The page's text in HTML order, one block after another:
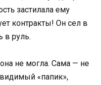
застилала ему
контракты! Он сел в
в руль.
не могла. Сама — не
«папик»,